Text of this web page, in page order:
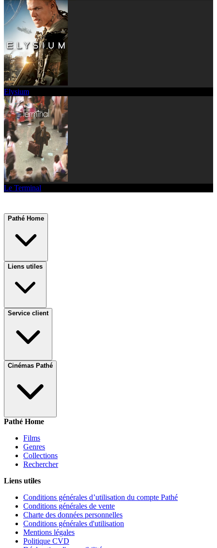
Elysium
Le Terminal
Pathé Home
Liens utiles
Service client
Cinémas Pathé
Pathé Home
Films
Genres
Collections
Rechercher
Liens utiles
Conditions générales d’utilisation du compte Pathé
Conditions générales de vente
Charte des données personnelles
Conditions générales d'utilisation
Mentions légales
Politique CVD